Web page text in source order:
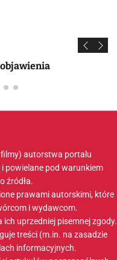
filmy) autorstwa portalu
powielane pod warunkiem
źródła.
prawami autorskimi, które
i wydawcom.
uprzedniej pisemnej zgody.
treści (m.in. na zasadzie
informacyjnych.